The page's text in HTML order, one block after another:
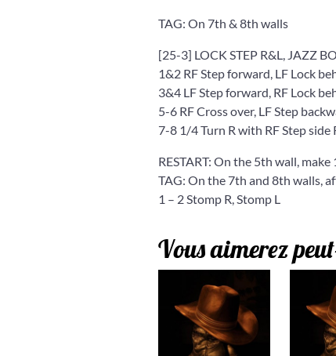
TAG: On 7th & 8th walls
[25-3] LOCK STEP R&L, JAZZ
1&2 RF Step forward, LF Lock
3&4 LF Step forward, RF Lock
5-6 RF Cross over, LF Step
7-8 1/4 Turn R with RF Step side
RESTART: On the 5th wall,
TAG: On the 7th and 8th walls,
1 – 2 Stomp R, Stomp L
Vous aimerez